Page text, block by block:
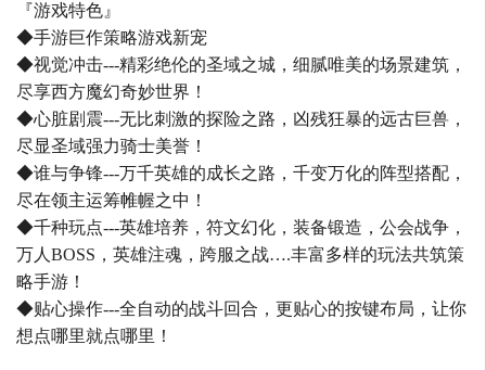
『游戏特色』
◆手游巨作策略游戏新宠
◆视觉冲击---精彩绝伦的圣域之城，细腻唯美的场景建筑，
尽享西方魔幻奇妙世界！
◆心脏剧震---无比刺激的探险之路，凶残狂暴的远古巨兽，
尽显圣域强力骑士美誉！
◆谁与争锋---万千英雄的成长之路，千变万化的阵型搭配，
尽在领主运筹帷幄之中！
◆千种玩点---英雄培养，符文幻化，装备锻造，公会战争，
万人BOSS，英雄注魂，跨服之战….丰富多样的玩法共筑策
略手游！
◆贴心操作---全自动的战斗回合，更贴心的按键布局，让你
想点哪里就点哪里！